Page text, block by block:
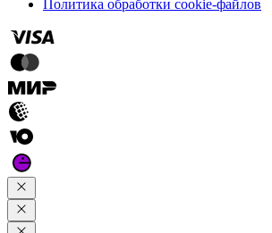
Политика обработки cookie-файлов